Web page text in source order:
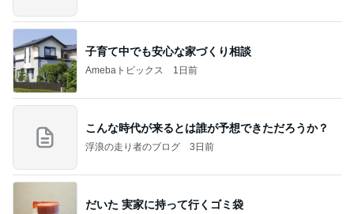
子育て中でも安心な家づくり相談
Amebaトピックス 1日前
こんな時代が来るとは誰が予想できただろうか？
浮浪の走り者のブログ 3日前
だいた 実家に持って行くゴミ袋